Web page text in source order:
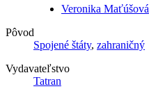
Veronika Maťúšová
Pôvod
Spojené štáty, zahraničný
Vydavateľstvo
Tatran